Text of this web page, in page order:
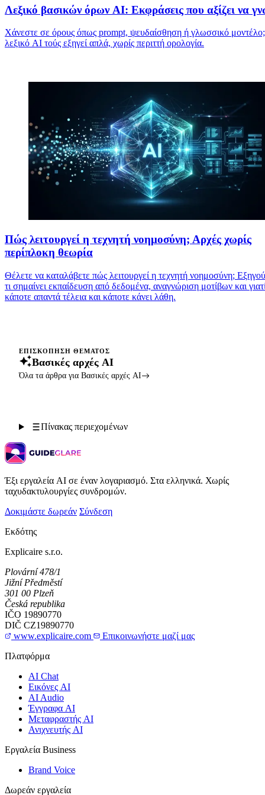
Λεξικό βασικών όρων AI: Εκφράσεις που αξίζει να
Χάνεστε σε όρους όπως prompt, ψευδαίσθηση ή γλωσσικό
λεξικό AI τούς εξηγεί απλά, χωρίς περιττή ορολογία.
Πώς λειτουργεί η τεχνητή νοημοσύνη; Αρχές χωρίς
περίπλοκη θεωρία
Θέλετε να καταλάβετε πώς λειτουργεί η τεχνητή νοημοσύνη;
τι σημαίνει εκπαίδευση από δεδομένα, αναγνώριση μοτίβων και
κάποτε απαντά τέλεια και κάποτε κάνει λάθη.
ΕΠΙΣΚΌΠΗΣΗ ΘΈΜΑΤΟΣ
Βασικές αρχές AI
Όλα τα άρθρα για Βασικές αρχές AI
Πίνακας περιεχομένων
Έξι εργαλεία AI σε έναν λογαριασμό. Στα ελληνικά. Χωρίς
ταχυδακτυλουργίες συνδρομών.
Δοκιμάστε δωρεάν Σύνδεση
Εκδότης
Explicaire s.r.o.
Plovární 478/1
Jižní Předměstí
301 00 Plzeň
Česká republika
IČO 19890770
DIČ CZ19890770
www.explicaire.com
Επικοινωνήστε μαζί μας
Πλατφόρμα
AI Chat
Εικόνες AI
AI Audio
Έγγραφα AI
Μεταφραστής AI
Ανιχνευτής AI
Εργαλεία Business
Brand Voice
Δωρεάν εργαλεία